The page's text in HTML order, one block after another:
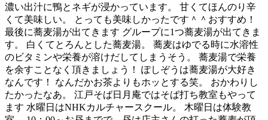
濃い出汁に鴨とネギが浸かっています。 甘くてほんのり辛
くて美味しい。 とっても美味しかったです＾＾おすすめ！
最後に蕎麦湯が出てきます グループに1つ蕎麦湯が出てきま
す。 白くてとろんとした蕎麦湯。 蕎麦はゆでる時に水溶性
のビタミンや栄養が溶けだしてしまうそう。 蕎麦湯で栄養
を余すことなく頂きましょう！ ぽしぞうは蕎麦湯が大好き
なんです！ なんだかお茶よりもホッとする笑。 おかわりし
たかったなあ。 江戸そば日月庵ではそば打ち教室もやって
ます 水曜日はNHKカルチャースクール。 木曜日は体験教